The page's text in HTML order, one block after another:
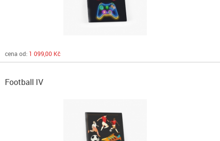
cena od: 1 099,00 Kč
Football IV